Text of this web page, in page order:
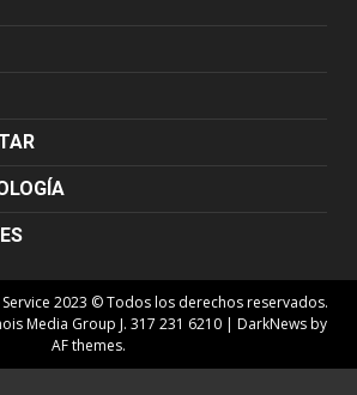
2023 © Todos los derechos reservados.
Media Group J. 317 231 6210 | DarkNewsby
AF themes.